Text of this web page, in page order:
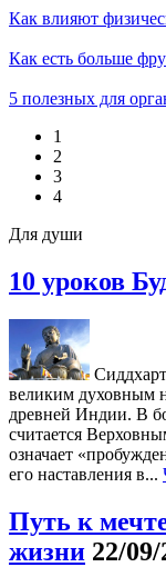
Как влияют
Как есть больше
5 полезных для
1
2
3
4
Для души
10 уроков
великим духовным
древней Индии. В
считается
означает
его наставления в...
Путь к
жизни 22/09/